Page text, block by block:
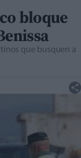
bloque
que busquen a